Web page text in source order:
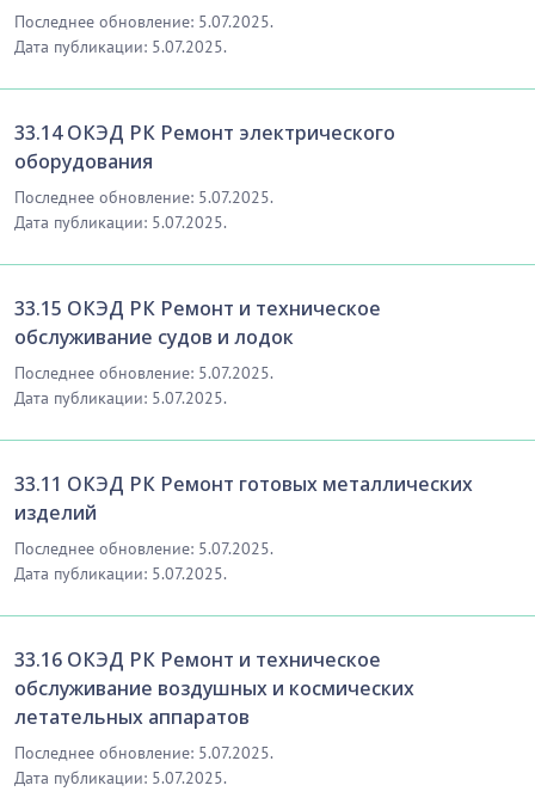
Последнее обновление: 5.07.2025.
Дата публикации: 5.07.2025.
33.14 ОКЭД РК Ремонт электрического
оборудования
Последнее обновление: 5.07.2025.
Дата публикации: 5.07.2025.
33.15 ОКЭД РК Ремонт и техническое
обслуживание судов и лодок
Последнее обновление: 5.07.2025.
Дата публикации: 5.07.2025.
33.11 ОКЭД РК Ремонт готовых металлических
изделий
Последнее обновление: 5.07.2025.
Дата публикации: 5.07.2025.
33.16 ОКЭД РК Ремонт и техническое
обслуживание воздушных и космических
летательных аппаратов
Последнее обновление: 5.07.2025.
Дата публикации: 5.07.2025.